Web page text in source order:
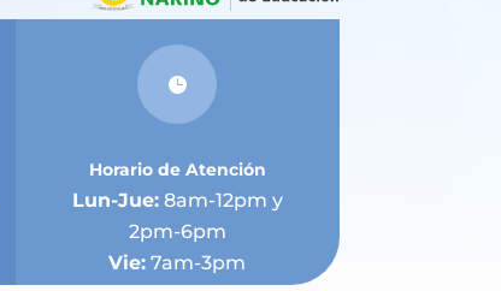

Horario de Atención
Lun-Jue:8am-12pm y
2pm-6pm
Vie: 7am-3pm